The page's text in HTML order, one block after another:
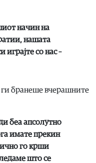
начин на
нашата
играјте со нас –
ги бранеше вчерашните
беа апсолутно
имате прекин
го крши
што се